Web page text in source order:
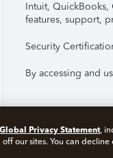
Intuit, QuickBooks,
features, support,
Security
By accessing and
About Cookies
Global Privacy Statement,
our sites. You can